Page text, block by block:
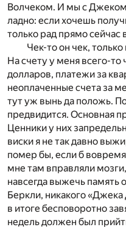
Волчеком. И мы с
ладно: если хочешь
только рад прямо сейчас
Чек-то он чек,
На счету у меня всего-
долларов, платежи за
неоплаченные счета за
тут уж вынь да положь.
предвидится. Основная
Ценники у них
виски я не так давно
помер бы, если б
мне там вправляли
навсегда выжечь память
Беркли, никакого
в итоге бесповоротно
недель должен был